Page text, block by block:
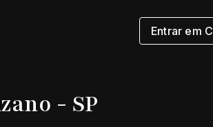
Entrar em
- SP